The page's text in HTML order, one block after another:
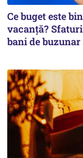
Ce buget este
vacanță?
bani de